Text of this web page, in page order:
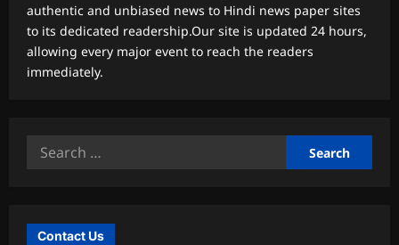
authentic and unbiased news to Hindi news paper sites
to its dedicated readership.Our site is updated 24 hours,
allowing every major event to reach the readers
immediately.
Search
Contact Us